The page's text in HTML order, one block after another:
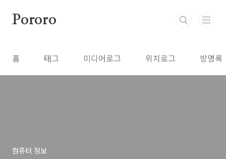
Pororo
홈 태그 미디어로그 위치로그 방명록
컴퓨터 정보